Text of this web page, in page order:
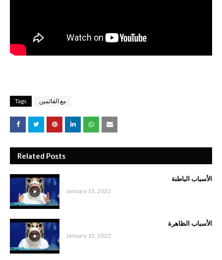
Tags مع القائمين
Related Posts
الأسباب الباطنة
January 15, 2022
الأسباب الظاهرة
January 15, 2022